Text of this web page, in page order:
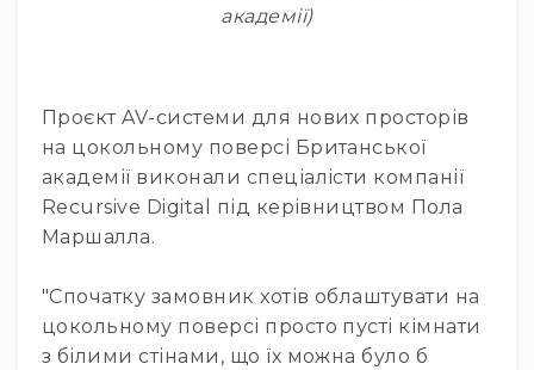
Програвачі/
вінілу
Ресивери
та
програвачі
Док-
станції
академії)
Проєкт AV-системи для нових просторів
на цокольному поверсі Британської
академії виконали спеціалісти компанії
Recursive Digital під керівництвом Пола
Маршалла.
"Спочатку замовник хотів облаштувати на
цокольному поверсі просто пусті кімнати
з білими стінами, що їх можна було б